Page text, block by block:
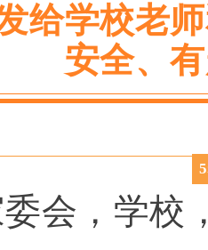
给学校老
安全、
会，学校